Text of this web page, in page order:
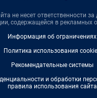
не несет ответственности за
содержащейся в рекламных
Информация об ограничениях
Политика использования
Рекомендательные системы
и обработки
правила использования сайта